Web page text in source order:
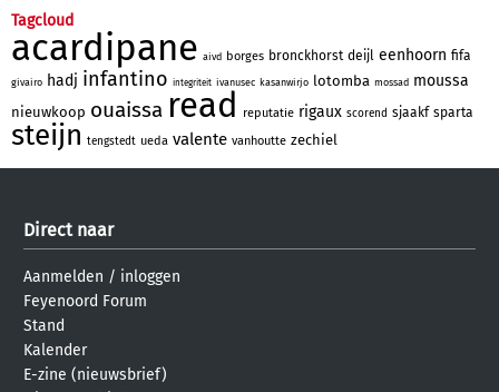
Tagcloud
acardipane aivd borges bronckhorst deijl eenhoorn fifa
givairo hadj infantino integriteit ivanusec kasanwirjo lotomba mossad moussa
nieuwkoop ouaissa read reputatie rigaux scorend sjaakf sparta
steijn tengstedt ueda valente vanhoutte zechiel
Direct naar
Aanmelden / inloggen
Feyenoord Forum
Stand
Kalender
E-zine (nieuwsbrief)